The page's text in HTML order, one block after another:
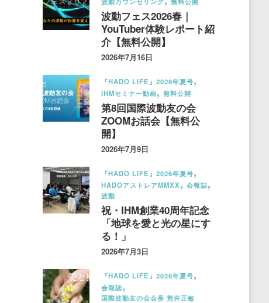
波動フェス2026春｜
YouTuber体験レポート紹
介【無料公開】
2026年7月16日
『HADO LIFE』2026年夏号
IHMセミナー動画
無料公開
第8回国際波動友の会
ZOOMお話会【無料公
開】
2026年7月9日
『HADO LIFE』2026年夏号
HADOアストレアMMXX
会報誌
波動
祝・IHM創業40周年記念
「地球を愛と光の星にす
る！」
2026年7月3日
『HADO LIFE』2026年夏号
会報誌
国際波動友の会会長 荒井正敏